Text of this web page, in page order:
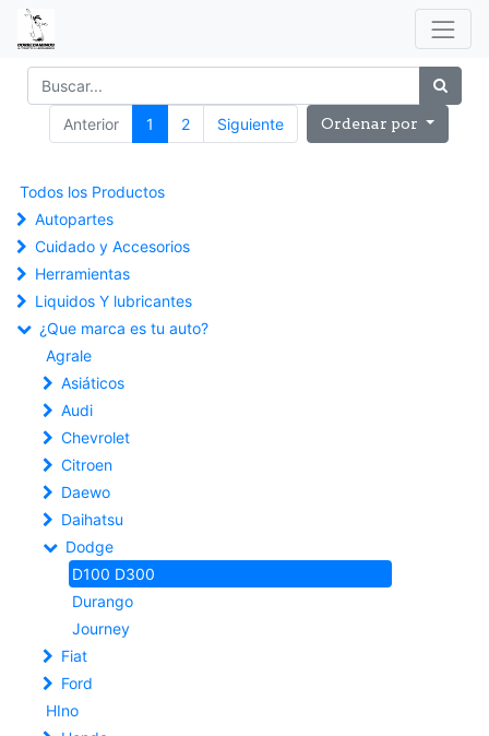
Anterior 1 2 Siguiente Ordenar por
Todos los Productos
Autopartes
Cuidado y Accesorios
Herramientas
Liquidos Y lubricantes
¿Que marca es tu auto?
Agrale
Asiáticos
Audi
Chevrolet
Citroen
Daewo
Daihatsu
Dodge
D100 D300
Durango
Journey
Fiat
Ford
HIno